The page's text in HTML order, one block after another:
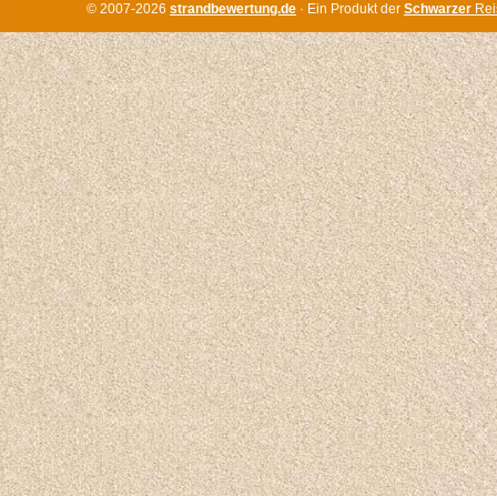
© 2007-2026 strandbewertung.de · Ein Produkt der Schwarzer